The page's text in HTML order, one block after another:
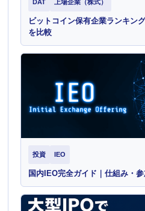
DAT 上場企業（株式）
ビットコイン保有企業ランキ
を比較
投資 IEO
国内IEO完全ガイド｜仕組み・